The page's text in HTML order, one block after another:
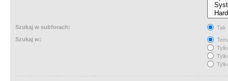
Szukaj w subforach:
Tak
Szukaj w: